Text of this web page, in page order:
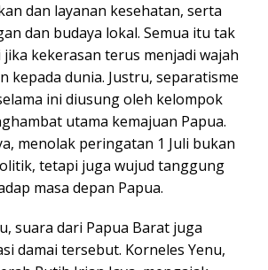
dan layanan kesehatan, serta
dan budaya lokal. Semua itu tak
kekerasan terus menjadi wajah
kepada dunia. Justru, separatisme
ini diusung oleh kelompok
utama kemajuan Papua.
menolak peringatan 1 Juli bukan
tetapi juga wujud tanggung
masa depan Papua.
suara dari Papua Barat juga
damai tersebut. Korneles Yenu,